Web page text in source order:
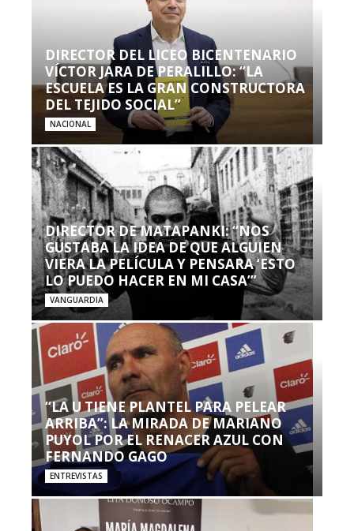
DIRECTOR DEL LICEO BICENTENARIO
VÍCTOR JARA DE PERALILLO: “LA
ESCUELA ES LA GRAN CONSTRUCTORA
DEL TEJIDO SOCIAL”
NACIONAL
DIRECTOR DE MATAPANKI: “NOS
GUSTABA LA IDEA DE QUE ALGUIEN
VIERA LA PELÍCULA Y PENSARA ‘ESTO
LO PUEDO HACER EN MI CASA’”
VANGUARDIA
“LA U TIENE PLANTEL PARA PELEAR
ARRIBA”: LA MIRADA DE MARIANO
PUYOL POR EL RENACER AZUL CON
FERNANDO GAGO
ENTREVISTAS